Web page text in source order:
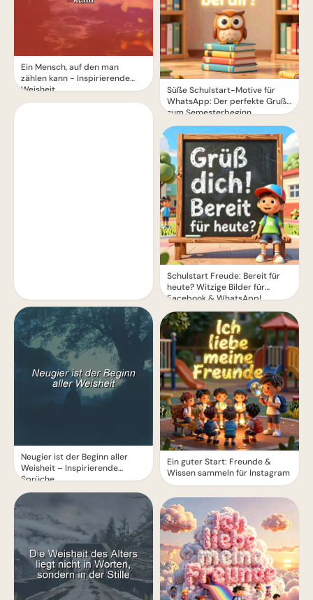
Ein Mensch, auf den man
zählen kann - Inspirierende
Weisheit
Neugier ist der Beginn aller
Weisheit – Inspirierende
Sprüche
Süße Schulstart-Motive für
WhatsApp: Der perfekte Gruß
zum Semesterbeginn
Schulstart Freude: Bereit für
heute? Witzige Bilder für
Facebook & WhatsApp!
Ein guter Start: Freunde &
Wissen sammeln für Instagram